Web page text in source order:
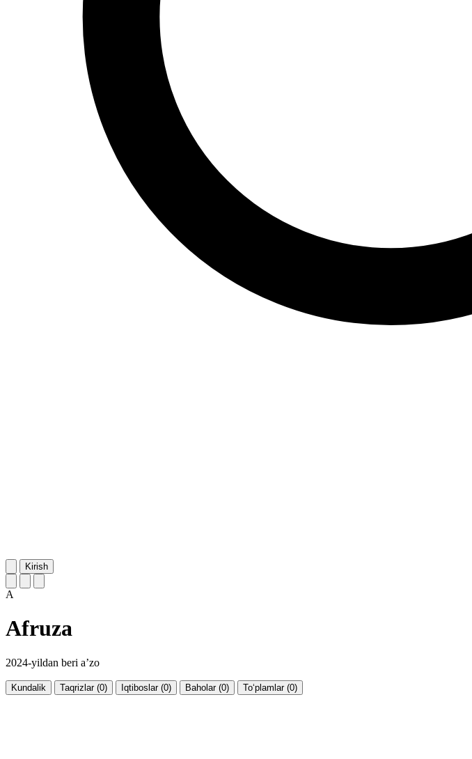
Kirish
A
Afruza
2024-yildan beri a’zo
Kundalik Taqrizlar (0) Iqtiboslar (0) Baholar (0) To‘plamlar (0)